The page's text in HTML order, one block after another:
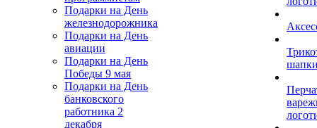
Подарки на День
железнодорожника
Подарки на День
авиации
Подарки на День
Победы 9 мая
Подарки на День
банковского
работника 2
декабря